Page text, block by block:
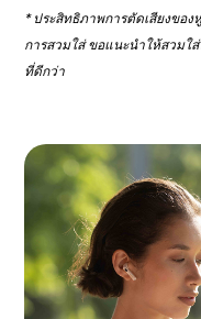
* ประสิทธิภาพการตัดเสียงขอ
การสวมใส่ ขอแนะนำให้สวมใ
ที่ดีกว่า